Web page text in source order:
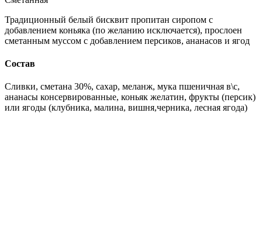
Традиционный белый бисквит пропитан сиропом с
добавлением коньяка (по желанию исключается), прослоен
сметанным муссом с добавлением персиков, ананасов и ягод
Состав
Сливки, сметана 30%, сахар, меланж, мука пшеничная в\с,
ананасы консервированные, коньяк желатин, фрукты (персик)
или ягоды (клубника, малина, вишня,черника, лесная ягода)